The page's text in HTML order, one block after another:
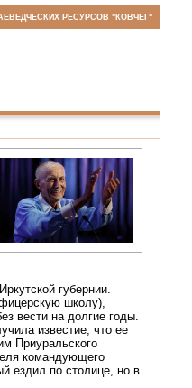
РЕСУРСОВ "КОВЧЕГ"
губернии.
школу),
вести на долгие годы.
известие, что ее
Приуральского
командующего
ездил по столице, но в